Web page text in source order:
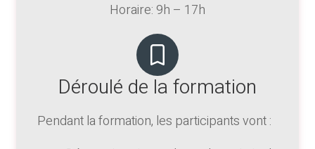
Horaire: 9h – 17h
Déroulé de la formation
Pendant la formation, les participants vont :